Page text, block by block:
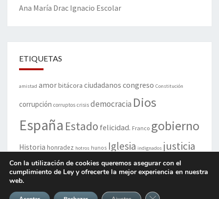
Ana María Drac Ignacio Escolar
ETIQUETAS
amistad amorbitácora ciudadanos congreso Constitución
corrupción corruptos crisis democracia Dios
España Estado felicidad. Franco gobierno
Historia honradez hotros hunos Iglesia indignados justicia
ley libertadMadrid muerte parlamento paz poeta politiqueros
política políticos
Con la utilización de cookies queremos asegurar con el
cumplimiento de Ley y ofrecerte la mejor experiencia en nuestra
web.
Cerrar el banner de